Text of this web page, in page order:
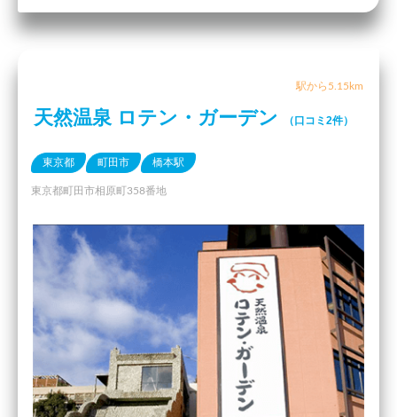
駅から5.15km
天然温泉 ロテン・ガーデン （口コミ2件）
東京都 町田市 橋本駅
東京都町田市相原町358番地